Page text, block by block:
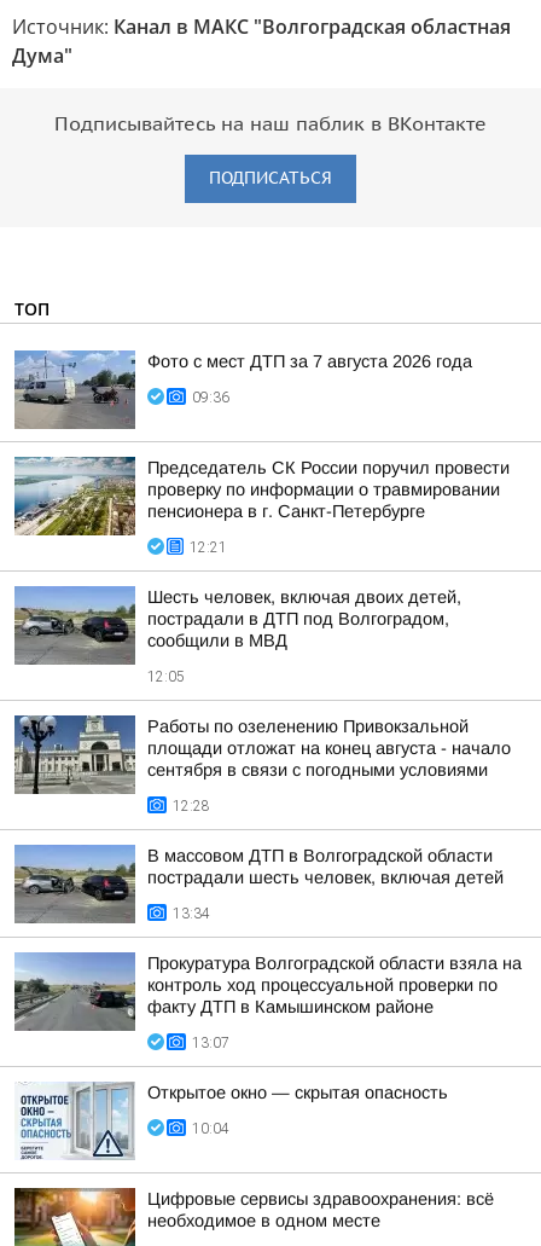
Источник: Канал в МАКС "Волгоградская областная
Дума"
Подписывайтесь на наш паблик в ВКонтакте
ПОДПИСАТЬСЯ
ТОП
Фото с мест ДТП за 7 августа 2026 года
09:36
Председатель СК России поручил провести
проверку по информации о травмировании
пенсионера в г. Санкт-Петербурге
12:21
Шесть человек, включая двоих детей,
пострадали в ДТП под Волгоградом,
сообщили в МВД
12:05
Работы по озеленению Привокзальной
площади отложат на конец августа - начало
сентября в связи с погодными условиями
12:28
В массовом ДТП в Волгоградской области
пострадали шесть человек, включая детей
13:34
Прокуратура Волгоградской области взяла на
контроль ход процессуальной проверки по
факту ДТП в Камышинском районе
13:07
Открытое окно — скрытая опасность
10:04
Цифровые сервисы здравоохранения: всё
необходимое в одном месте